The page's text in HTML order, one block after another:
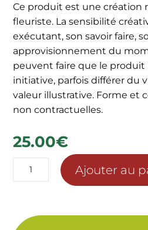
Ce produit est une création
fleuriste. La sensibilité
exécutant, son savoir faire,
approvisionnement du
peuvent faire que le produit
initiative, parfois différer du
valeur illustrative. Forme et
non contractuelles.
25.00€
quantité
de
MUGUET
Ajouter au